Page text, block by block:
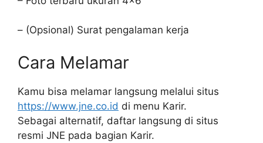
– (Opsional) Surat pengalaman kerja
Cara Melamar
Kamu bisa melamar langsung melalui situs
https://www.jne.co.id di menu Karir.
Sebagai alternatif, daftar langsung di situs
resmi JNE pada bagian Karir.